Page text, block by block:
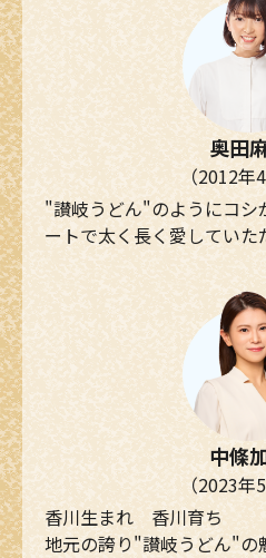
奥田
（2012年
"讃岐うどん"のようにコシ
ートで太く長く愛していた
中條
（2023年
香川生まれ 香川育ち
地元の誇り"讃岐うどん"の